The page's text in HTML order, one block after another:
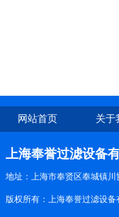
网站首页 关于
上海奉誉过滤设备
地址：上海市奉贤区奉城镇川
版权所有：上海奉誉过滤设备